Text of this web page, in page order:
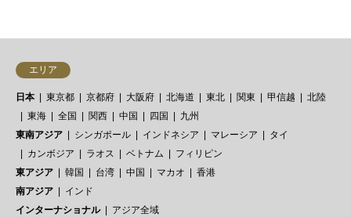
エリア
日本 東京都 京都府 大阪府 北海道 東北 関東 甲信越
北陸
東海
全国 関西 中国 四国
九州
東南アジア
シンガポール インドネシア マレーシア
タイ
カンボジア
ラオス ベトナム
フィリピン
東アジア
韓国 台湾 中国 マカオ
香港
南アジア
インド
インターナショナル
アジア全域